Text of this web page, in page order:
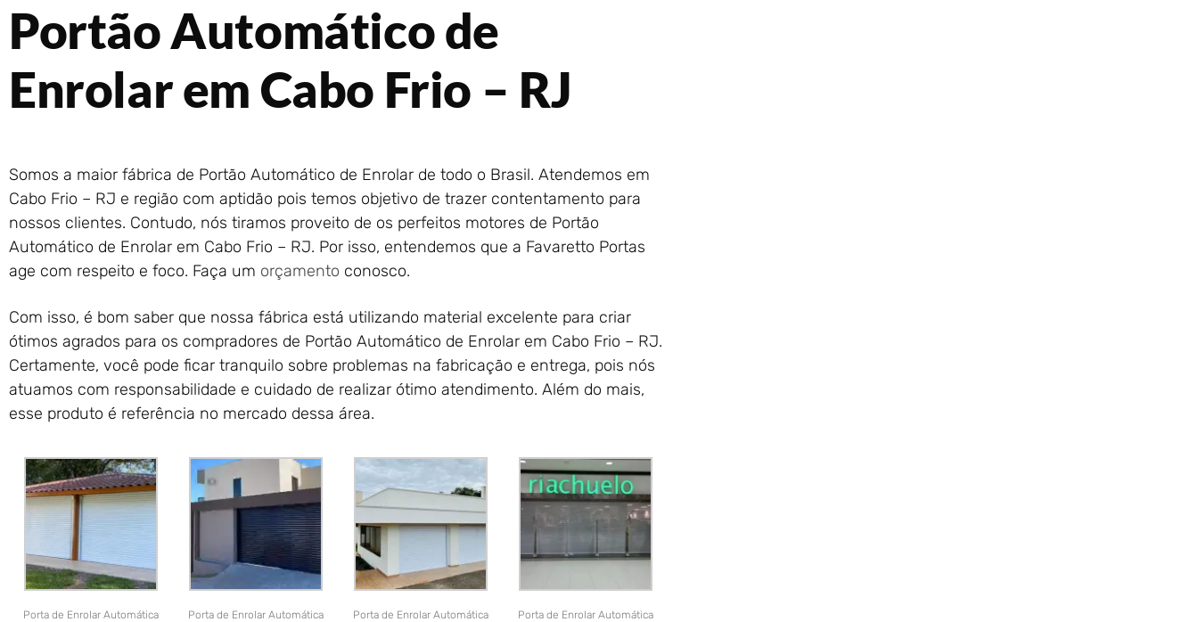
Portão Automático de
Enrolar em Cabo Frio – RJ
Somos a maior fábrica de Portão Automático de Enrolar de todo o Brasil. Atendemos em
Cabo Frio – RJ e região com aptidão pois temos objetivo de trazer contentamento para
nossos clientes. Contudo, nós tiramos proveito de os perfeitos motores de Portão
Automático de Enrolar em Cabo Frio – RJ. Por isso, entendemos que a Favaretto Portas
age com respeito e foco. Faça um orçamento conosco.
Com isso, é bom saber que nossa fábrica está utilizando material excelente para criar
ótimos agrados para os compradores de Portão Automático de Enrolar em Cabo Frio – RJ.
Certamente, você pode ficar tranquilo sobre problemas na fabricação e entrega, pois nós
atuamos com responsabilidade e cuidado de realizar ótimo atendimento. Além do mais,
esse produto é referência no mercado dessa área.
Porta de Enrolar Automática
Porta de Enrolar Automática
Porta de Enrolar Automática
Porta de Enrolar Automática